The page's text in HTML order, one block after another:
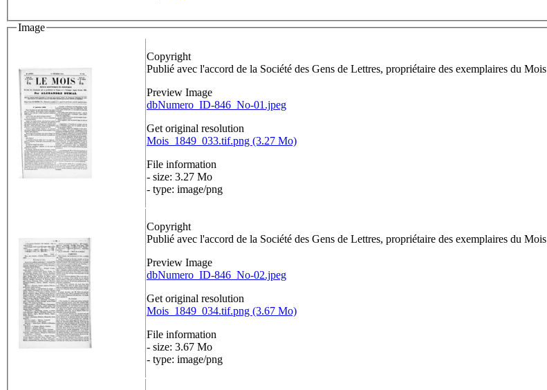
Image
Copyright
Publié avec l'accord de la Société des Gens de Lettres, propriétaire des exemplaires du Mois
Preview Image
dbNumero_ID-846_No-01.jpeg
Get original resolution
Mois_1849_033.tif.png (3.27 Mo)
File information
- size: 3.27 Mo
- type: image/png
Copyright
Publié avec l'accord de la Société des Gens de Lettres, propriétaire des exemplaires du Mois
Preview Image
dbNumero_ID-846_No-02.jpeg
Get original resolution
Mois_1849_034.tif.png (3.67 Mo)
File information
- size: 3.67 Mo
- type: image/png